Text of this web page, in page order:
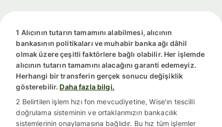
1 Alıcının tutarın tamamını alabilmesi, alıcının
bankasının politikaları ve muhabir banka ağı dâhil
olmak üzere çeşitli faktörlere bağlı olabilir. Her işlemde
alıcının tutarın tamamını alacağını garanti edemeyiz.
Herhangi bir transferin gerçek sonucu değişiklik
gösterebilir. Daha fazla bilgi.
2 Belirtilen işlem hızı fon mevcudiyetine, Wise'ın tescilli
doğrulama sisteminin ve ortaklarımızın bankacılık
sistemlerinin onaylamasına bağlıdır. Bu hız tüm işlemler